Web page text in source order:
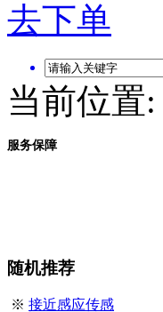
去下单
当前位置:
服务保障
随机推荐
※ 接近感应传感